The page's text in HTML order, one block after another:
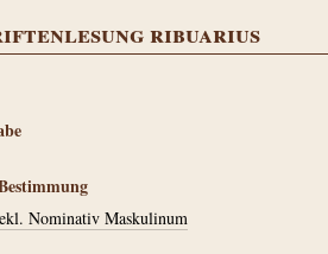
ribuarius
Nominativ Maskulinum